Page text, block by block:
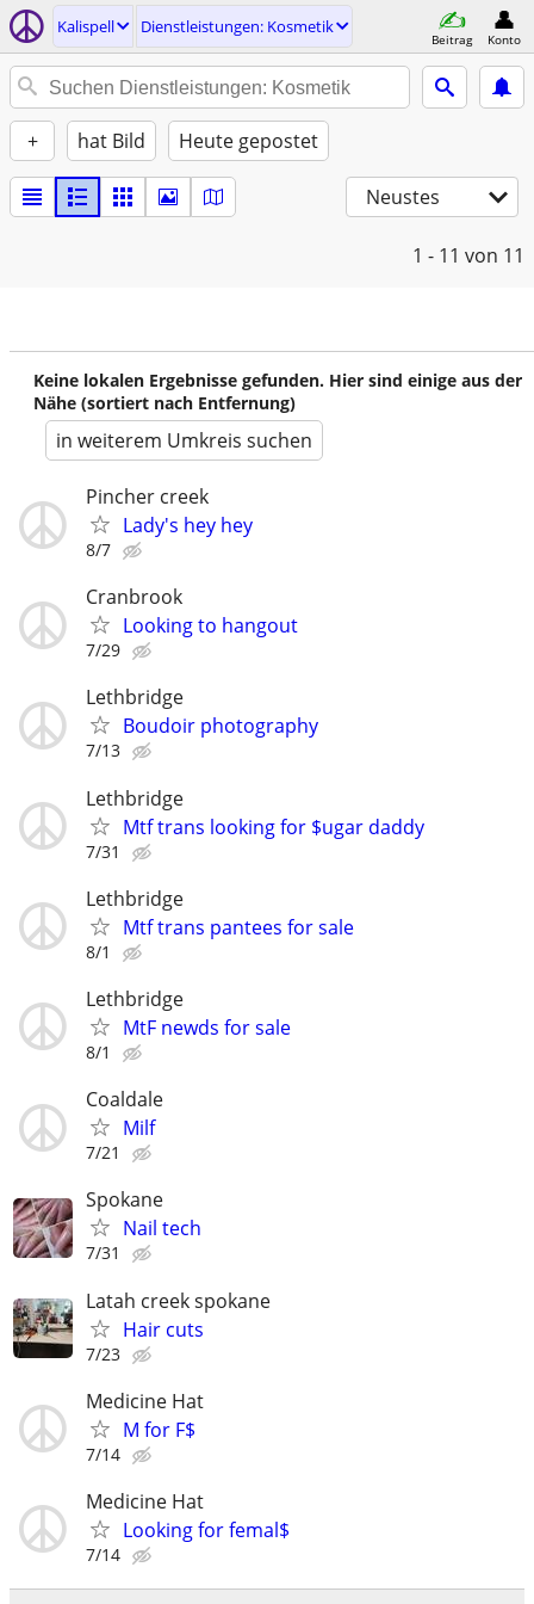
Kalispell Dienstleistungen: Kosmetik
Beitrag Konto
+ hat Bild Heute gepostet
Neustes
1 - 11 von 11
Keine lokalen Ergebnisse gefunden. Hier sind einige aus der
Nähe (sortiert nach Entfernung)
in weiterem Umkreis suchen
Pincher creek
Lady's hey hey
8/7
Cranbrook
Looking to hangout
7/29
Lethbridge
Boudoir photography
7/13
Lethbridge
Mtf trans looking for $ugar daddy
7/31
Lethbridge
Mtf trans pantees for sale
8/1
Lethbridge
MtF newds for sale
8/1
Coaldale
Milf
7/21
Spokane
Nail tech
7/31
Latah creek spokane
Hair cuts
7/23
Medicine Hat
M for F$
7/14
Medicine Hat
Looking for femal$
7/14